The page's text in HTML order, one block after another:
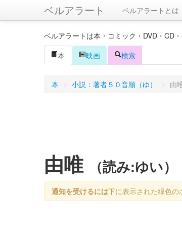
ベルアラート ベルアラートとは
ベルアラートは本・コミック・DVD・CD
本
映画 検索
本 > 小説：著者５０音順（ゆ） > 由
由唯 （読み:ゆい）
通知を受けるには下に表示された緑色の